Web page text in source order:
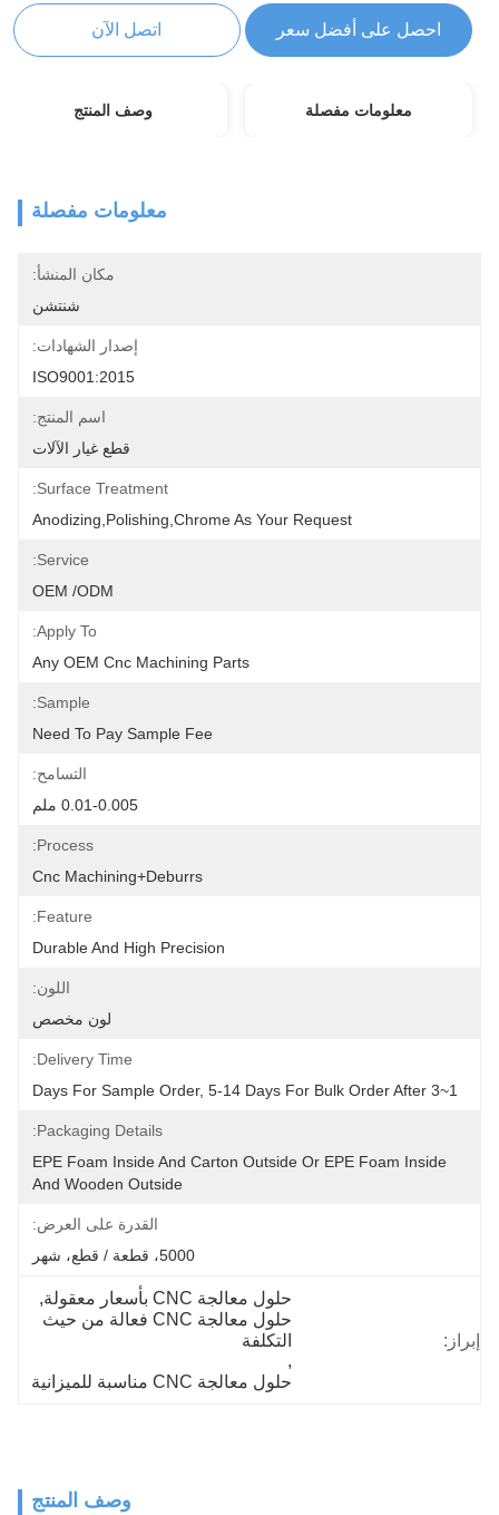
احصل على أفضل سعر اتصل الآن
معلومات مفصلة وصف المنتج
معلومات مفصلة
مكان المنشأ:
شنتشن
إصدار الشهادات:
ISO9001:2015
اسم المنتج:
قطع غيار الآلات
Surface Treatment:
Anodizing,polishing,chrome As Your Request
Service:
OEM /ODM
Apply To:
Any OEM Cnc Machining Parts
Sample:
Need To Pay Sample Fee
التسامح:
0.01-0.005 ملم
Process:
Cnc Machining+deburrs
Feature:
Durable And High Precision
اللون:
لون مخصص
Delivery Time:
Packaging Details:
EPE Foam Inside And Carton Outside Or EPE Foam Inside
And Wooden Outside
القدرة على العرض:
5000، قطعة / قطع، شهر
إبراز:
حلول معالجة CNC بأسعار معقولة
,
حلول معالجة CNC فعالة من حيث
التكلفة
,
حلول معالجة CNC مناسبة للميزانية
وصف المنتج